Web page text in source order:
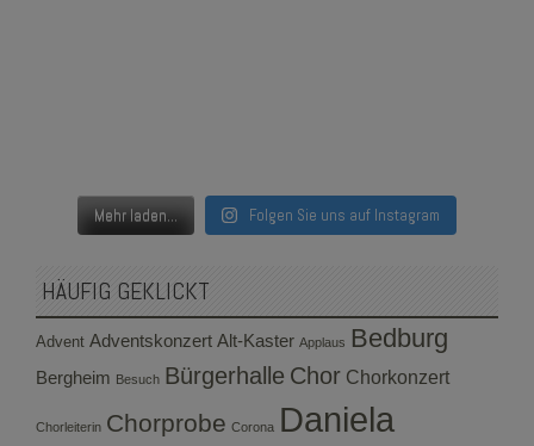
Mehr laden... Folgen Sie uns auf Instagram
HÄUFIG GEKLICKT
Advent Adventskonzert Alt-Kaster Applaus Bedburg
Bergheim Besuch Bürgerhalle Chor Chorkonzert
Chorleiterin Chorprobe Corona Daniela